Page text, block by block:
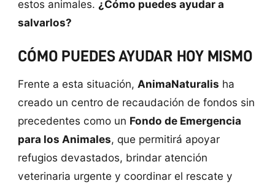
estos animales. ¿Cómo puedes ayudar a
salvarlos?
CÓMO PUEDES AYUDAR HOY MISMO
Frente a esta situación, AnimaNaturalis ha
creado un centro de recaudación de fondos sin
precedentes como un Fondo de Emergencia
para los Animales, que permitirá apoyar
refugios devastados, brindar atención
veterinaria urgente y coordinar el rescate y